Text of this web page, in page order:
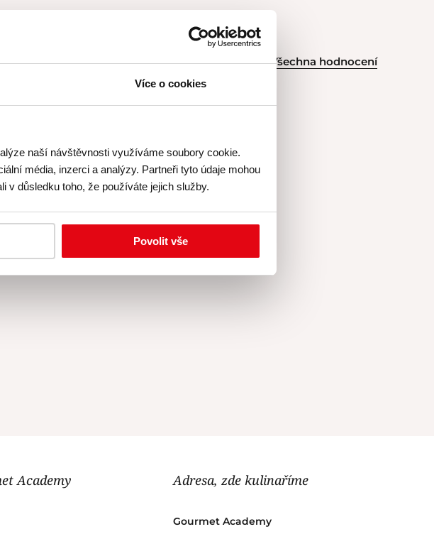
Více o cookies
naší návštěvnosti využíváme soubory cookie.
média, inzerci a analýzy. Partneři tyto údaje mohou
v důsledku toho, že používáte jejich služby.
Povolit vše
Všechna hodnocení
upéct korpus. Besky je
pod jejím dohledem zvládne
tento kurz ❤️.
Academy Adresa, zde kulinaříme
Gourmet Academy